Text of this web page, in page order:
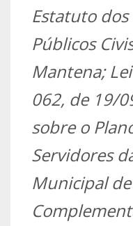
Estatuto
Públicos
Mantena;
062, de 19/
sobre o
Servidores
Municipal